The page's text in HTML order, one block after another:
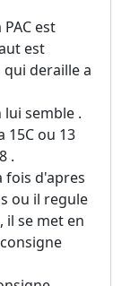
est
est
deraille a
semble .
15C ou 13
.
fois d'apres
ou il regule
il se met en